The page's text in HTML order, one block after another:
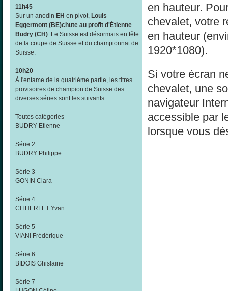
11h45
Sur un anodin EH en pivot, Louis
Eggermont (BE)chute au profit d'Étienne
Budry (CH). Le Suisse est désormais en tête
de la coupe de Suisse et du championnat de
Suisse.
10h20
À l'entame de la quatrième partie, les titres
provisoires de champion de Suisse des
diverses séries sont les suivants :
Toutes catégories
BUDRY Etienne
Série 2
BUDRY Philippe
Série 3
GONIN Clara
Série 4
CITHERLET Yvan
Série 5
VIANI Frédérique
Série 6
BIDOIS Ghislaine
Série 7
en hauteur.
chevalet, votre
en hauteur
1920*1080).
Si votre écran
chevalet, une
navigateur
accessible par
lorsque vous